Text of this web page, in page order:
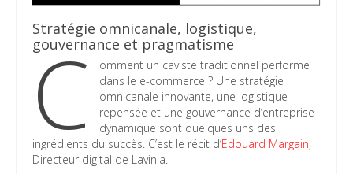
Stratégie omnicanale, logistique,
gouvernance et pragmatisme
C
omment un caviste traditionnel performe
dans le e-commerce ? Une stratégie
omnicanale innovante, une logistique
repensée et une gouvernance d’entreprise
dynamique sont quelques uns des
ingrédients du succès. C’est le récit d’Edouard Margain,
Directeur digital de Lavinia.